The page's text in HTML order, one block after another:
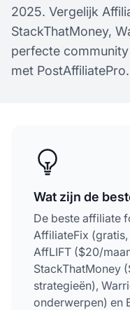
2025. Vergelijk
StackThatMoney,
perfecte
met PostAffiliatePro.
Wat zijn de
De beste affiliate
AffiliateFix
AffLIFT ($20/
StackThatMoney
strategieën),
onderwerpen) en